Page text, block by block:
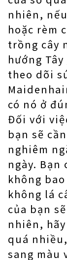
nhiên,
hoặc rèm
trồng cây
hướng
theo dõi
có nó ở
Đối với
bạn sẽ
nghiêm
ngày. Bạn
không
không lá
của bạn
nhiên,
quá
sang màu